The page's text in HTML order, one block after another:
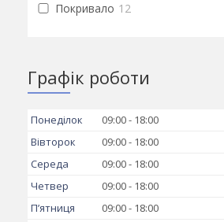
Покривало 12
Графік роботи
Понеділок 09:00
18:00
Вівторок
09:00
18:00
Середа
09:00
18:00
Четвер
09:00
18:00
Пʼятниця
09:00
18:00